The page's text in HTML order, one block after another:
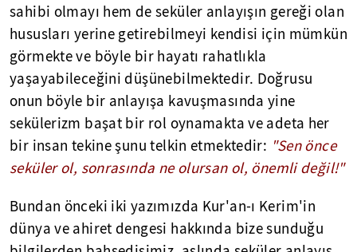
sahibi olmayı hem de seküler anlayışın gereği olan
hususları yerine getirebilmeyi kendisi için mümkün
görmekte ve böyle bir hayatı rahatlıkla
yaşayabileceğini düşünebilmektedir. Doğrusu
onun böyle bir anlayışa kavuşmasında yine
sekülerizm başat bir rol oynamakta ve adeta her
bir insan tekine şunu telkin etmektedir: "Sen önce
seküler ol, sonrasında ne olursan ol, önemli değil!"
Bundan önceki iki yazımızda Kur'an-ı Kerim'in
dünya ve ahiret dengesi hakkında bize sunduğu